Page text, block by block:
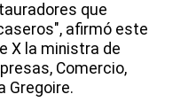
que
afirmó este
X la ministra de
Comercio,
Gregoire.